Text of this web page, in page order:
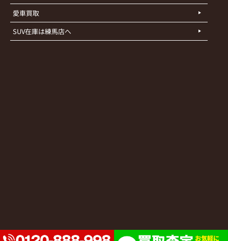
愛車買取
SUV在庫は練馬店へ